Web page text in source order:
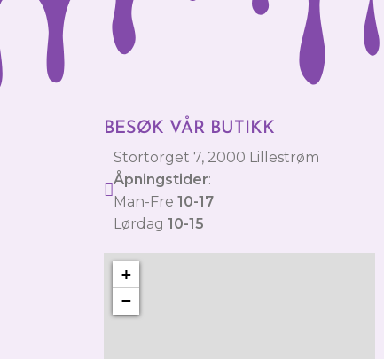
BESØK VÅR BUTIKK
Stortorget 7, 2000 Lillestrøm
Åpningstider:
Man-Fre 10-17
Lørdag 10-15
+
−